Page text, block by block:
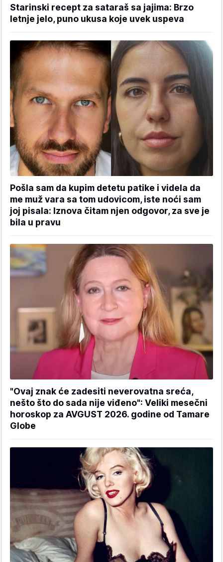
Starinski recept za sataraš sa jajima: Brzo
letnje jelo, puno ukusa koje uvek uspeva
Pošla sam da kupim detetu patike i videla da
me muž vara sa tom udovicom, iste noći sam
joj pisala: Iznova čitam njen odgovor, za sve je
bila u pravu
"Ovaj znak će zadesiti neverovatna sreća,
nešto što do sada nije viđeno": Veliki mesečni
horoskop za AVGUST 2026. godine od Tamare
Globe